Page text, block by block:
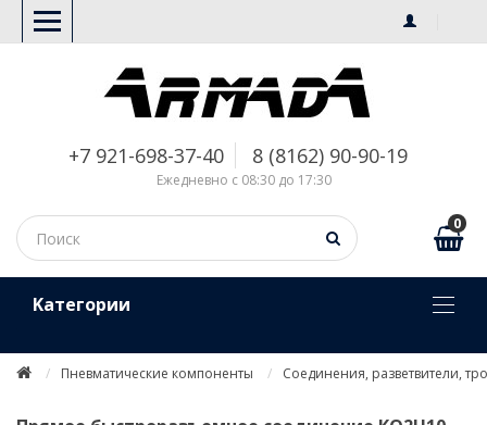
+7 921-698-37-40 8 (8162) 90-90-19
Ежедневно с 08:30 до 17:30
0
Kатегории
Пневматические компоненты Соединения, разветвители,